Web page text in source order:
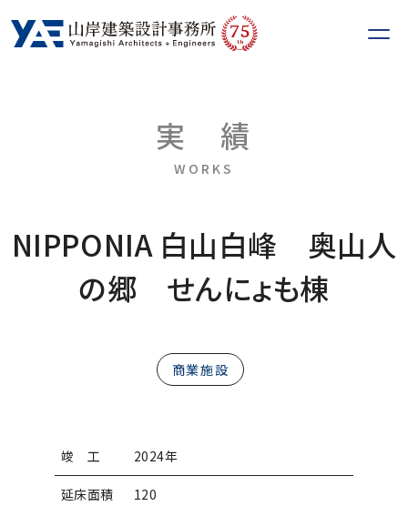
75
th
実 績
WORKS
NIPPONIA 白山白峰 奥山人
の郷 せんにょも棟
商業施設
竣 工 2024年
延床面積 120